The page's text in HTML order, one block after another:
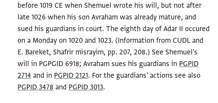
before 1019 CE when Shemuel wrote his will, but not after
late 1026 when his son Avraham was already mature, and
sued his guardians in court. The eighth day of Adar II occured
on a Monday on 1020 and 1023. (Information from CUDL and
E. Bareket, Shafrir misrayim, pp. 207, 208.) See Shemuel's
will in PGPGID 6918; Avraham sues his guardians in PGPID
2714 and in PGPID 2121. For the guardians' actions see also
PGPID 3478 and PGPID 3013.